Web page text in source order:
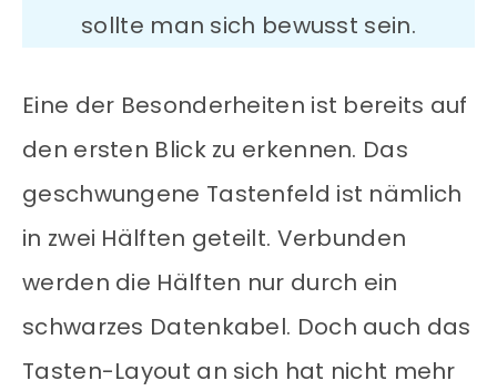
sollte man sich bewusst sein.
Eine der Besonderheiten ist bereits auf
den ersten Blick zu erkennen. Das
geschwungene Tastenfeld ist nämlich
in zwei Hälften geteilt. Verbunden
werden die Hälften nur durch ein
schwarzes Datenkabel. Doch auch das
Tasten-Layout an sich hat nicht mehr